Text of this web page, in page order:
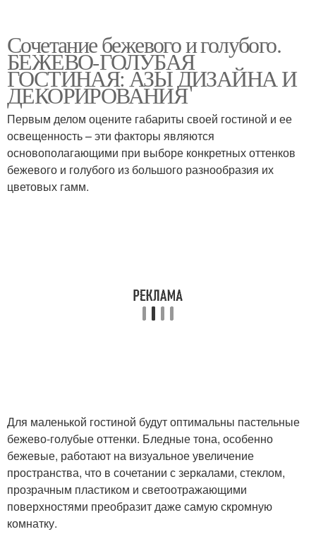
Сочетание бежевого и голубого.
БЕЖЕВО-ГОЛУБАЯ
ГОСТИНАЯ: АЗЫ ДИЗАЙНА И
ДЕКОРИРОВАНИЯ
Первым делом оцените габариты своей гостиной и ее
освещенность – эти факторы являются
основополагающими при выборе конкретных оттенков
бежевого и голубого из большого разнообразия их
цветовых гамм.
Для маленькой гостиной будут оптимальны пастельные
бежево-голубые оттенки. Бледные тона, особенно
бежевые, работают на визуальное увеличение
пространства, что в сочетании с зеркалами, стеклом,
прозрачным пластиком и светоотражающими
поверхностями преобразит даже самую скромную
комнатку.